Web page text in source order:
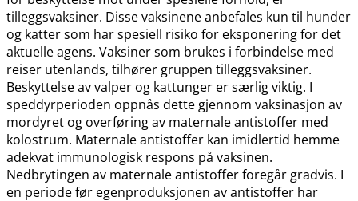
tilleggsvaksiner. Disse vaksinene anbefales kun til hunder
og katter som har spesiell risiko for eksponering for det
aktuelle agens. Vaksiner som brukes i forbindelse med
reiser utenlands, tilhører gruppen tilleggsvaksiner.
Beskyttelse av valper og kattunger er særlig viktig. I
speddyrperioden oppnås dette gjennom vaksinasjon av
mordyret og overføring av maternale antistoffer med
kolostrum. Maternale antistoffer kan imidlertid hemme
adekvat immunologisk respons på vaksinen.
Nedbrytingen av maternale antistoffer foregår gradvis. I
en periode før egenproduksjonen av antistoffer har